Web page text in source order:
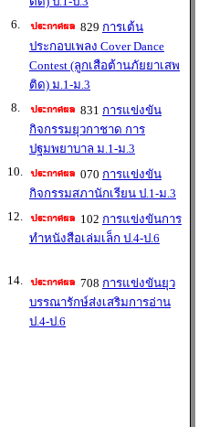
6. 829 การเต้น
ประกอบเพลง Cover Dance
Contest (ลูกเสือต้านภัยยาเสพ
ติด) ม.1-ม.3
8. 831 การแข่งขัน
กิจกรรมยุวกาชาด การ
ปฐมพยาบาล ม.1-ม.3
10. 070 การแข่งขัน
กิจกรรมสภานักเรียน ป.1-ม.3
12. 102 การแข่งขันการ
ทำหนังสือเล่มเล็ก ป.4-ป.6
14. 708 การแข่งขันยุว
บรรณารักษ์ส่งเสริมการอ่าน
ป.4-ป.6